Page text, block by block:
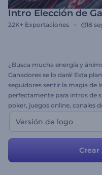
Intro Elección de
22K+ Exportaciones 18
¿Busca mucha energía y
Ganadores se lo dará! Esta
seguidores sentir la magia de
perfectamente para intros de
poker, juegos online, canales
mucho más. ¡Cargue su logo
Versión de logo
Crear